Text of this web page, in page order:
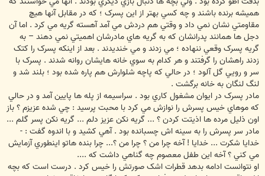
هميشه برنده باشند و چه کسي بهتر از اين پسرک ؛ که در مقابل آنها هيچ
مقاومتي نشان نمي داد و وقتي هم دردش مي آمد آهسته گريه مي کرد . اما آن
دجل ها همانند پدرانشان که به گريه هاي مادرشان اهميتي نمي دهند – به
گريه پسرک وقعي ننهاده ؛ مي زدند و مي خنديدند . بعد از اينکه پسرک را کتک
زدند راهشان را گرفتند و هر کدام به سوي خانه هايشان روانه شدند . پسرک با
سر و رويي گل آلود ؛ در حالي که پاچه شلوارش هم پاره شده بود ؛ بلند شد و
لنگ لنگان به خانه برگشت .
مادر پسرک در ايوان مشغول کاري بود . سراسيمه از پله ها پايين آمد و در حالي
که موهاي خيس پسرش را نوازش مي کرد با محبت پرسيد : چي شده عزيزم ؟ باز
اون ذليل مرده ها اذيتت کردن ؟ ... گريه نکن عزيز دلم ... گريه نکن پسر گلم ...
مادر سر پسرش را به سينه اش چسبانده بود . آهي کشيد و با اندوه گفت : -
خدايا شکرت ... خدايا ! آخه چرا من ؟ چرا من ؟... چرا بنده هاتو اينطوري آزمايش
مي کني ؟ آخه اين طفل معصوم چه گناهي داشت که ....
او نتوانست ادامه بدهد قطرات اشک صورتش را خيس کرد . درست است که بچه